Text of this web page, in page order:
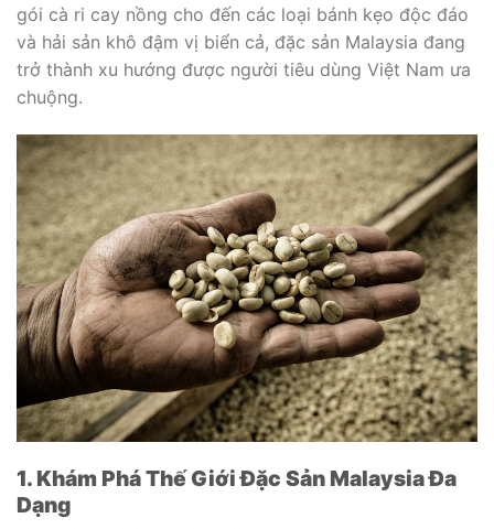
gói cà ri cay nồng cho đến các loại bánh kẹo độc đáo
và hải sản khô đậm vị biển cả, đặc sản Malaysia đang
trở thành xu hướng được người tiêu dùng Việt Nam ưa
chuộng.
1. Khám Phá Thế Giới Đặc Sản Malaysia Đa
Dạng